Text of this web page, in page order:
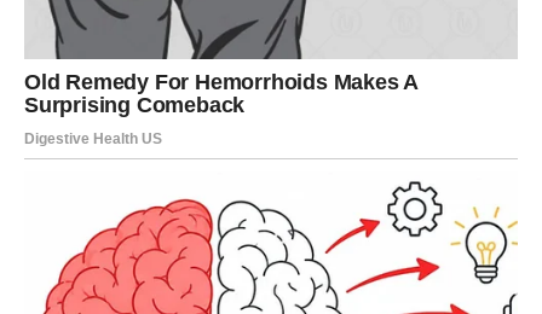
ponosa.
Pred vama je veoma uspješan dan.
JARAC
Jarčevima dolazi osjećaj sigurnosti i stabilnosti. Ono što
danas saznate ili doživite vraća vam vjeru da se trud
isplati.